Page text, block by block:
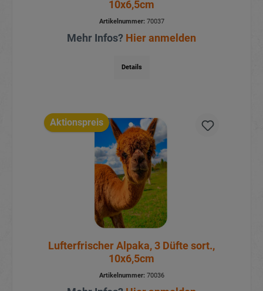
10x6,5cm
Artikelnummer:70037
Mehr Infos? Hier anmelden
Details
Aktionspreis
Lufterfrischer Alpaka, 3 Düfte sort.,
10x6,5cm
Artikelnummer:70036